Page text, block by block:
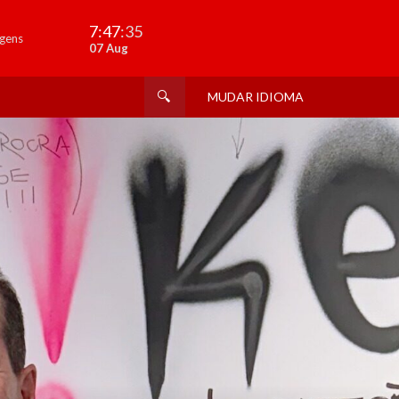
7:47:37
07 Aug
MUDAR IDIOMA